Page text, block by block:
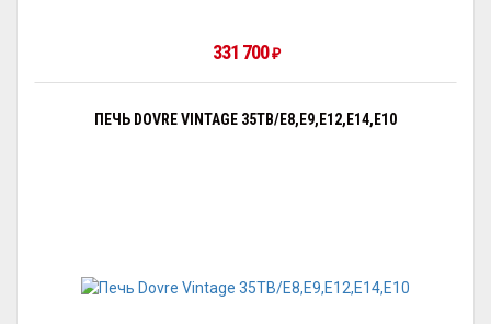
331 700₽
ПЕЧЬ DOVRE VINTAGE 35TB/E8,E9,E12,E14,E10